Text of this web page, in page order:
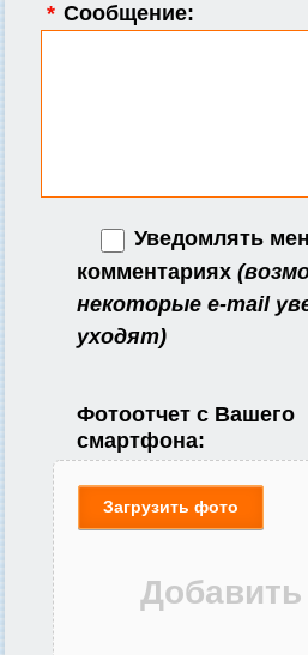
* Сообщение:
Уведомлять
комментариях
некоторые e-mail
уходят)
Фотоотчет с Вашего
смартфона:
Загрузить фото